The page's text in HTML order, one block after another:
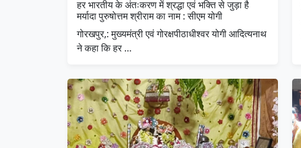
हर भारतीय के अंतःकरण में श्रद्धा एवं भक्ति से जुड़ा है
मर्यादा पुरुषोत्तम श्रीराम का नाम : सीएम योगी
गोरखपुर,: मुख्यमंत्री एवं गोरक्षपीठाधीश्वर योगी आदित्यनाथ
ने कहा कि हर …